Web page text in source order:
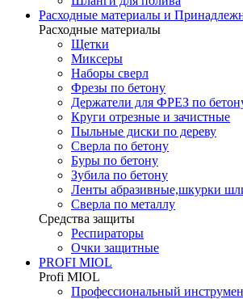
Расходные материалы и
Расходные материалы
Щетки
Миксеры
Наборы сверл
Фрезы по бетону
Держатели для ФРЕЗ по
Круги отрезные и зачистные
Пыльные диски по дереву
Сверла по бетону
Буры по бетону
Зубила по бетону
Ленты абразивные,шкурки
Сверла по металлу
Средства защиты
Респираторы
Очки защитные
PROFI MIOL
Profi MIOL
Профессиональный